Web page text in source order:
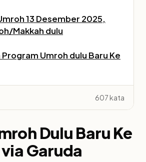
13 Desember 2025,
Makkah dulu
Umroh dulu Baru Ke
607 kata
Dulu Baru Ke
Garuda